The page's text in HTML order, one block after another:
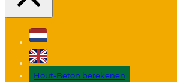
Hout-Beton berekenen